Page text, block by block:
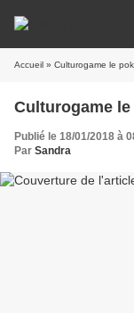
Accueil » Culturogame le
Culturogame
Publié le 18/01/2018 à
Par Sandra